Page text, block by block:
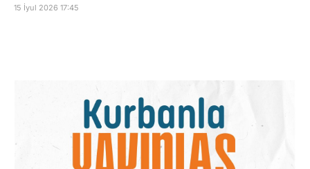
15 İyul 2026 17:45